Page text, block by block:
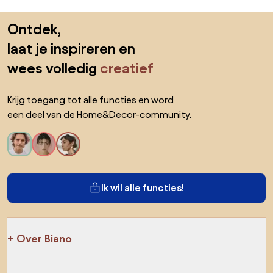
Ontdek,
laat je inspireren en
wees volledig creatief
Krijg toegang tot alle functies en word
een deel van de Home&Decor-community.
Ik wil alle functies!
Over Biano